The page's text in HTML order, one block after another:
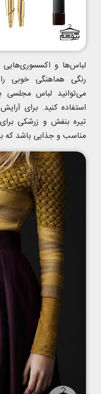
لباس‌ها و
رنگی هماهنگی خوبی را
می‌توانید لباس مجلسی
استفاده کنید. برای
تیره بنفش و زرشکی
مناسب و جذابی باشد که